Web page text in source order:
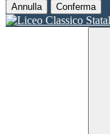
Annulla Conferma